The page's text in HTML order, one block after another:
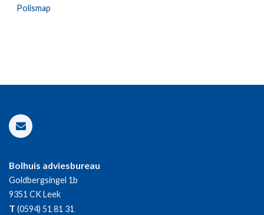
Polismap
Bolhuis adviesbureau
Goldbergsingel 1b
9351 CKLeek
T (0594) 51 81 31